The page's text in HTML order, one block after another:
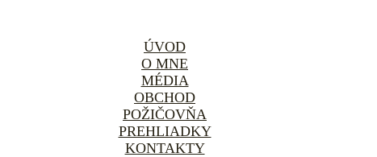
ÚVOD
O MNE
MÉDIA
OBCHOD
POŽIČOVŇA
PREHLIADKY
KONTAKTY
BIELY TOP DÚŽAVA